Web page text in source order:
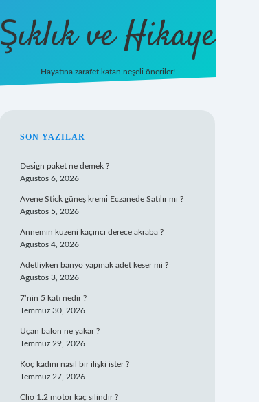
Şıklık ve Hikaye
Hayatına zarafet katan neşeli öneriler!
SIDEBAR
SON YAZILAR
Design paket ne demek ?
Ağustos 6, 2026
Avene Stick güneş kremi Eczanede Satılır mı ?
Ağustos 5, 2026
Annemin kuzeni kaçıncı derece akraba ?
Ağustos 4, 2026
Adetliyken banyo yapmak adet keser mi ?
Ağustos 3, 2026
7’nin 5 katı nedir ?
Temmuz 30, 2026
Uçan balon ne yakar ?
Temmuz 29, 2026
Koç kadını nasıl bir ilişki ister ?
Temmuz 27, 2026
Clio 1.2 motor kaç silindir ?